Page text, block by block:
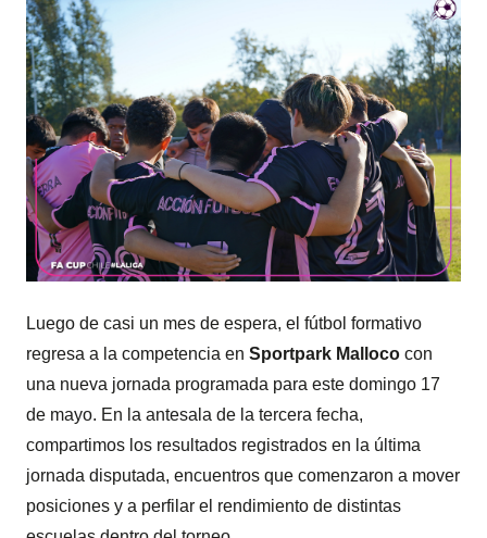
Luego de casi un mes de espera, el fútbol formativo
regresa a la competencia en Sportpark Malloco con
una nueva jornada programada para este domingo 17
de mayo. En la antesala de la tercera fecha,
compartimos los resultados registrados en la última
jornada disputada, encuentros que comenzaron a mover
posiciones y a perfilar el rendimiento de distintas